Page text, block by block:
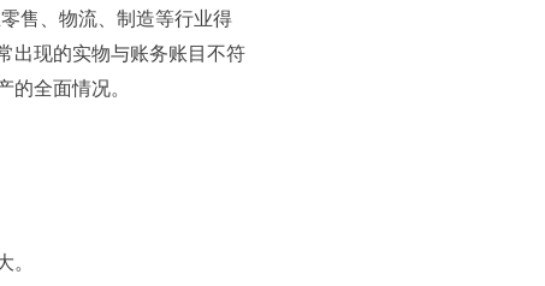
售、物流、制造等行业得
出现的实物与账务账目不符
全面情况。
。